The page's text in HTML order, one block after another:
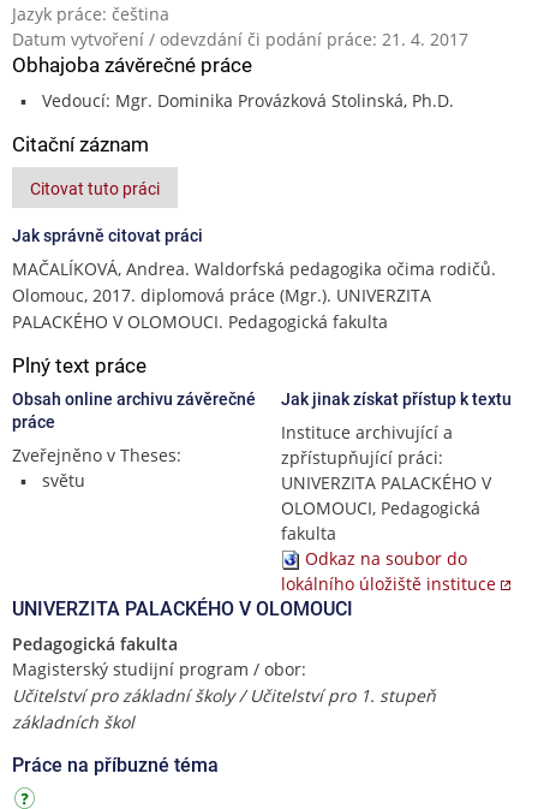
Jazyk práce: čeština
Datum vytvoření / odevzdání či podání práce: 21. 4. 2017
Obhajoba závěrečné práce
Vedoucí: Mgr. Dominika Provázková Stolinská, Ph.D.
Citační záznam
Citovat tuto práci
Jak správně citovat práci
MAČALÍKOVÁ, Andrea. Waldorfská pedagogika očima rodičů.
Olomouc, 2017. diplomová práce (Mgr.). UNIVERZITA
PALACKÉHO V OLOMOUCI. Pedagogická fakulta
Plný text práce
Obsah online archivu závěrečné
práce
Zveřejněno v Theses:
světu
Jak jinak získat přístup k textu
Instituce archivující a
zpřístupňující práci:
UNIVERZITA PALACKÉHO V
OLOMOUCI, Pedagogická
fakulta
Odkaz na soubor do
lokálního úložiště instituce
UNIVERZITA PALACKÉHO V OLOMOUCI
Pedagogická fakulta
Magisterský studijní program / obor:
Učitelství pro základní školy / Učitelství pro 1. stupeň
základních škol
Práce na příbuzné téma